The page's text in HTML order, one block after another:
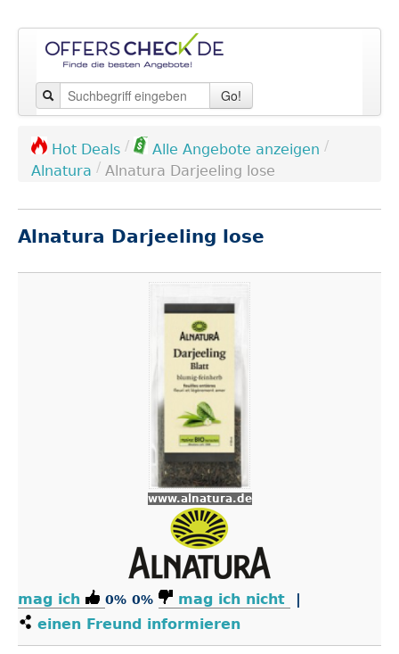
Go!
Hot Deals / Alle Angebote anzeigen /
Alnatura / Alnatura Darjeeling lose
Alnatura Darjeeling lose
www.alnatura.de
mag ich 0% 0% mag ich nicht
|
einen Freund informieren